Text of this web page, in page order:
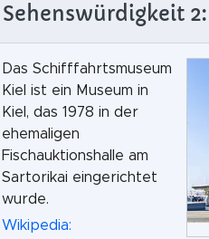
Sehenswürdigkeit
Das Schifffahrtsmuseum
Kiel ist ein Museum in
Kiel, das 1978 in der
ehemaligen
Fischauktionshalle am
Sartorikai eingerichtet
wurde.
Wikipedia: